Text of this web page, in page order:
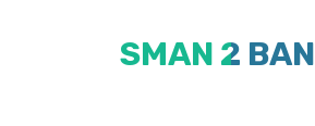
SMAN 2